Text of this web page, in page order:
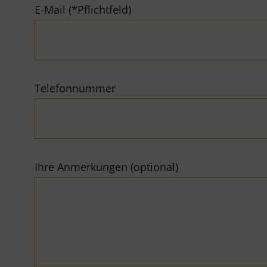
E-Mail (*Pflichtfeld)
Telefonnummer
Ihre Anmerkungen (optional)